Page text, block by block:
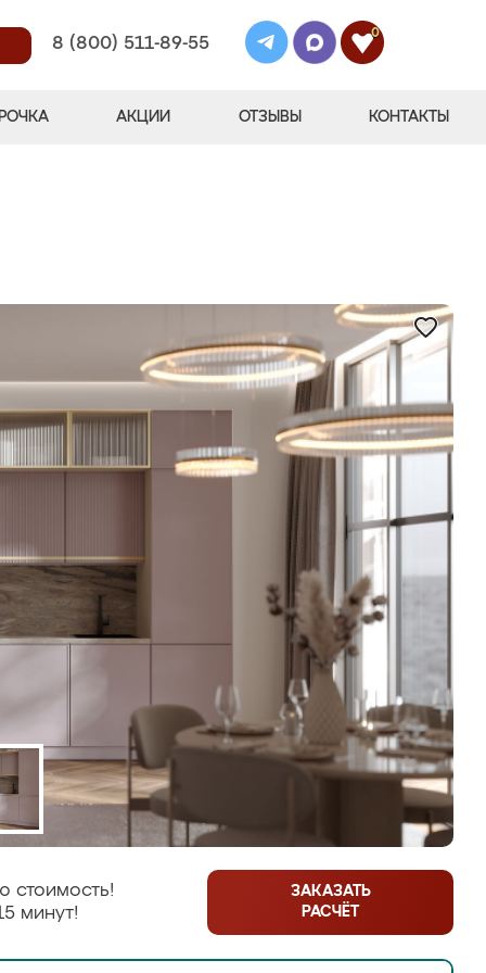
8 (800) 511-89-55
0
АКЦИИ ОТЗЫВЫ КОНТАКТЫ
стоимость!
минут!
ЗАКАЗАТЬ
РАСЧЁТ